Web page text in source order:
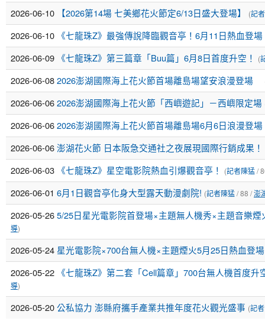
2026-06-10 【2026第14場 七美鄉花火節定6/13日盛大登場】 (記
2026-06-10 《七龍珠Z》最強傳說降臨觀音亭！6月11日熱血登場
2026-06-09 《七龍珠Z》第三篇章「Buu篇」6月8日首度升空！ (
2026-06-082026澎湖國際海上花火節首場離島場望安浪漫登場
2026-06-062026澎湖國際海上花火節「西嶼遊記」－西嶼限定場
2026-06-062026澎湖國際海上花火節首場離島場6月6日浪漫登場
2026-06-06澎湖花火節 日本阪急交通社之夜展現國際行銷成果！
2026-06-03 《七龍珠Z》星空電影院熱血引爆觀音亭！ (記者陳猛/
2026-06-01 6月1日觀音亭化身大型露天動漫劇院! (記者陳猛/ 88 /澎
2026-05-265/25日星光電影院首登場×主題無人機秀×主題音樂煙
導)
2026-05-24 星光電影院×700台無人機×主題煙火5月25日熱血登場
2026-05-22 《七龍珠Z》第二套「Cell篇章」700台無人機首度升
導)
2026-05-20公私協力 澎縣府攜手產業共推年度花火觀光盛事 (記